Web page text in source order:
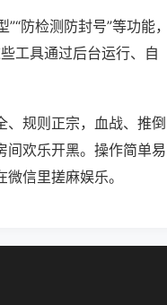
防检测防封号”等功能，
工具通过后台运行、自
、规则正宗，血战、推倒
间欢乐开黑。操作简单易
信里搓麻娱乐。